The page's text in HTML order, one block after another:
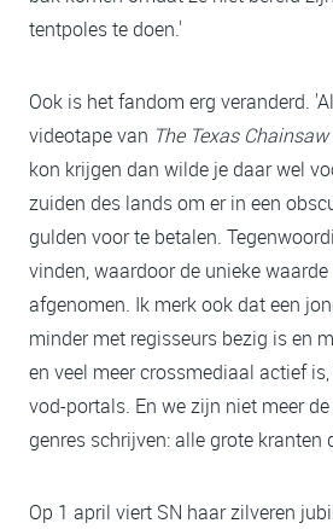
tentpoles te doen.'
Ook is het fandom erg veranderd.
videotape van The Texas
kon krijgen dan wilde je daar wel
zuiden des lands om er in een
gulden voor te betalen.
vinden, waardoor de unieke
afgenomen. Ik merk ook dat een
minder met regisseurs bezig is en
en veel meer crossmediaal actief
vod-portals. En we zijn niet meer
genres schrijven: alle grote kranten
Op 1 april viert SN haar zilveren